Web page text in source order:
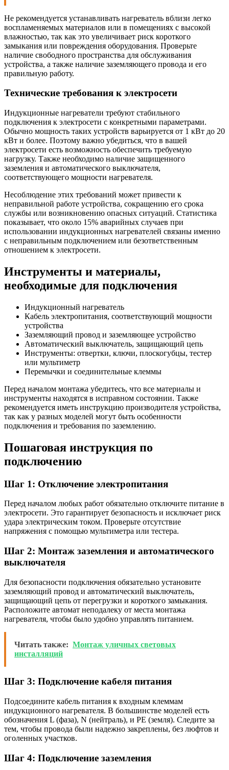
Не рекомендуется устанавливать нагреватель вблизи легко
воспламеняемых материалов или в помещениях с высокой
влажностью, так как это увеличивает риск короткого
замыкания или повреждения оборудования. Проверьте
наличие свободного пространства для обслуживания
устройства, а также наличие заземляющего провода и его
правильную работу.
Технические требования к электросети
Индукционные нагреватели требуют стабильного
подключения к электросети с конкретными параметрами.
Обычно мощность таких устройств варьируется от 1 кВт до 20
кВт и более. Поэтому важно убедиться, что в вашей
электросети есть возможность обеспечить требуемую
нагрузку. Также необходимо наличие защищенного
заземления и автоматического выключателя,
соответствующего мощности нагревателя.
Несоблюдение этих требований может привести к
неправильной работе устройства, сокращению его срока
службы или возникновению опасных ситуаций. Статистика
показывает, что около 15% аварийных случаев при
использовании индукционных нагревателей связаны именно
с неправильным подключением или безответственным
отношением к электросети.
Инструменты и материалы,
необходимые для подключения
Индукционный нагреватель
Кабель электропитания, соответствующий мощности
устройства
Заземляющий провод и заземляющее устройство
Автоматический выключатель, защищающий цепь
Инструменты: отвертки, ключи, плоскогубцы, тестер
или мультиметр
Перемычки и соединительные клеммы
Перед началом монтажа убедитесь, что все материалы и
инструменты находятся в исправном состоянии. Также
рекомендуется иметь инструкцию производителя устройства,
так как у разных моделей могут быть особенности
подключения и требования по заземлению.
Пошаговая инструкция по
подключению
Шаг 1: Отключение электропитания
Перед началом любых работ обязательно отключите питание в
электросети. Это гарантирует безопасность и исключает риск
удара электрическим током. Проверьте отсутствие
напряжения с помощью мультиметра или тестера.
Шаг 2: Монтаж заземления и автоматического
выключателя
Для безопасности подключения обязательно установите
заземляющий провод и автоматический выключатель,
защищающий цепь от перегрузки и короткого замыкания.
Расположите автомат неподалеку от места монтажа
нагревателя, чтобы было удобно управлять питанием.
Читать также: Монтаж уличных световых
инсталляций
Шаг 3: Подключение кабеля питания
Подсоедините кабель питания к входным клеммам
индукционного нагревателя. В большинстве моделей есть
обозначения L (фаза), N (нейтраль), и PE (земля). Следите за
тем, чтобы провода были надежно закреплены, без люфтов и
оголенных участков.
Шаг 4: Подключение заземления